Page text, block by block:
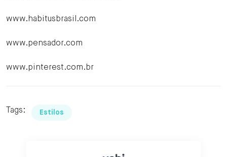
www.habitusbrasil.com
www.pensador.com
www.pinterest.com.br
Tags: Estilos